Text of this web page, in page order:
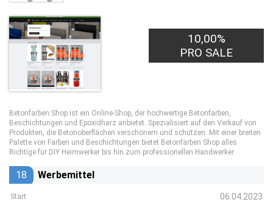
10,00%
PRO SALE
Betonfarben.Shop ist ein Online-Shop, der hochwertige Betonfarben,
Beschichtungen und Epoxidharz anbietet. Spezialisiert auf den Verkauf von
Produkten, die Betonoberflächen verschönern und schützen. Mit einer breiten
Palette von Farben und Beschichtungen bietet Betonfarben.Shop alles
Richtige für DIY Heimwerker bis hin zum professionellen Handwerker.
18 Werbemittel
Start 06.04.2023